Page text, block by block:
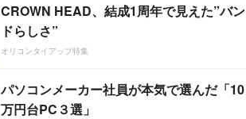
CROWN HEAD、結成1周年で見えた”バン
ドらしさ”
オリコンタイアップ特集
パソコンメーカー社員が本気で選んだ「10
万円台PC３選」